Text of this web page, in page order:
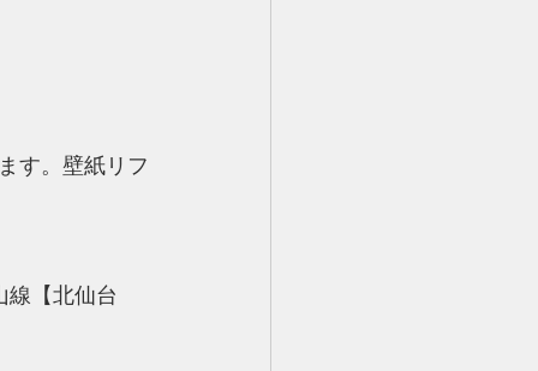
す。壁紙リフ
線【北仙台